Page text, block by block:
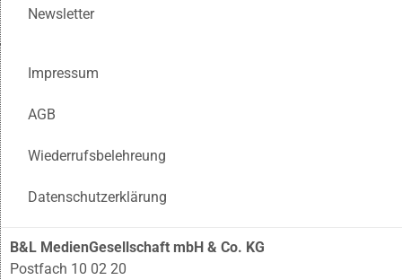
Newsletter
Impressum
AGB
Wiederrufsbelehreung
Datenschutzerklärung
B&L MedienGesellschaft mbH & Co. KG
Postfach 10 02 20